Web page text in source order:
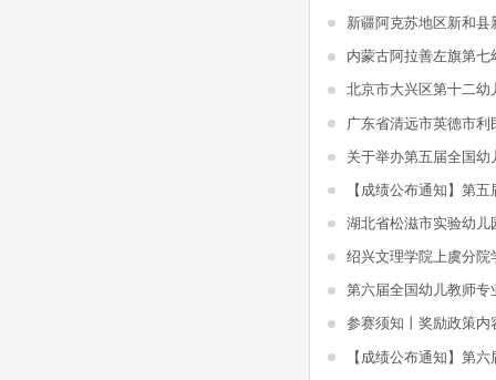
内蒙古阿拉善左旗第七
北京市大兴区第十二幼
湖北省松滋市实验幼儿
第六届全国幼儿教师专
参赛须知丨奖励政策内